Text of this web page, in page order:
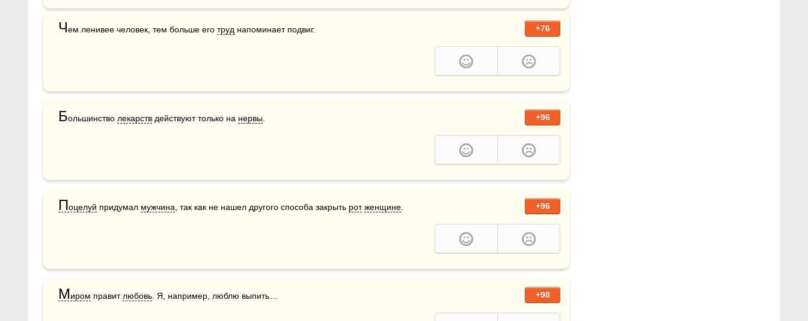
+76
Чем ленивее человек, тем больше его труд напоминает подвиг.
+96
Большинство лекарств действуют только на нервы
+96
Поцелуй придумал мужчина , так как не нашел другого способа закрыть рот женщине
+98
Миром правит любовь . Я, например, люблю выпить…